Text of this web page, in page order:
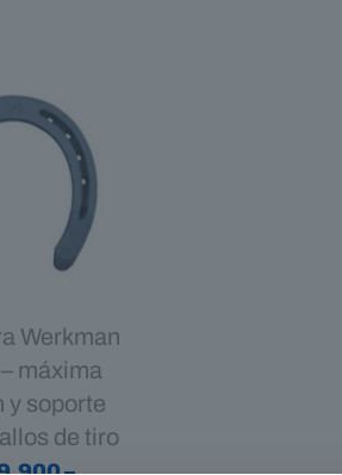
Werkman
máxima
y soporte
de tiro